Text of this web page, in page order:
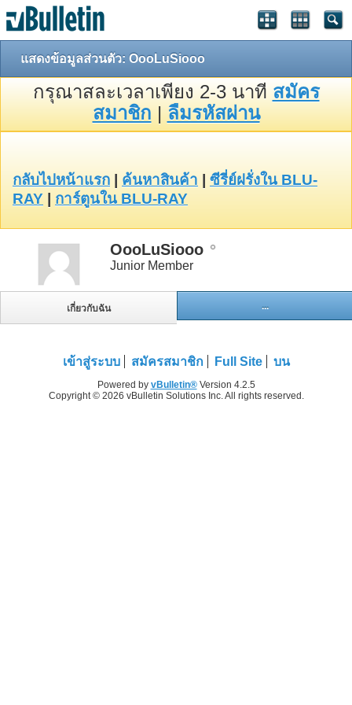
แสดงข้อมูลส่วนตัว: OooLuSiooo
กรุณาสละเวลาเพียง 2-3 นาที สมัคร
สมาชิก | ลืมรหัสผ่าน
กลับไปหน้าแรก ค้นหาสินค้า
ซีรี่ย์ฝรั่งใน BLU-
RAY
การ์ตูนใน BLU-RAY
OooLuSiooo
Junior Member
เกี่ยวกับฉัน ...
เข้าสู่ระบบ สมัครสมาชิก Full Site บน
Powered by vBulletin®Version 4.2.5
Copyright © 2026 vBulletin Solutions Inc. All rights reserved.